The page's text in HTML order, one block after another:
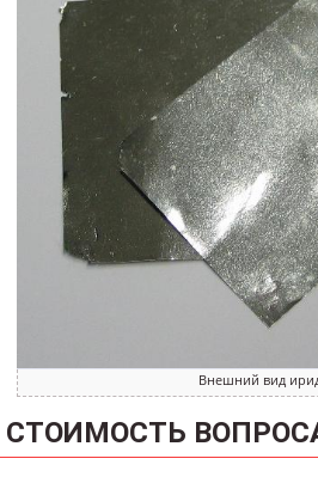
Внешний вид
СТОИМОСТЬ